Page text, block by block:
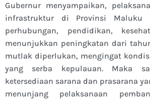
Gubernur menyampaikan,
infrastruktur di Provinsi Maluku
perhubungan, pendidikan,
menunjukkan peningkatan dari
mutlak diperlukan, mengingat
yang serba kepulauan. Maka
ketersediaan sarana dan prasarana
menunjang pelaksanaan